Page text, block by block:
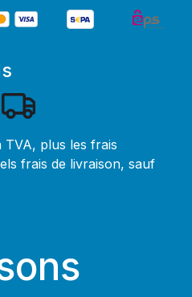
plus les frais
frais de livraison, sauf